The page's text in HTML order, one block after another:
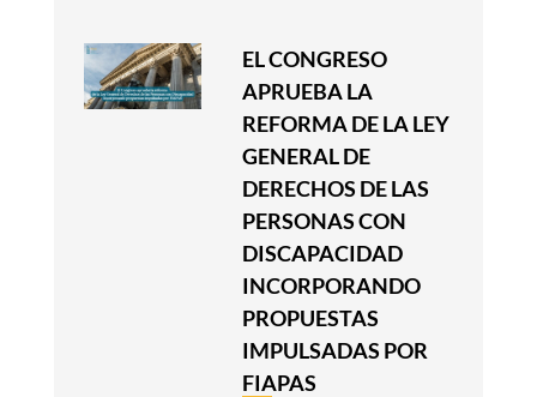
EL CONGRESO
APRUEBA LA
REFORMA DE LA LEY
GENERAL DE
DERECHOS DE LAS
PERSONAS CON
DISCAPACIDAD
INCORPORANDO
PROPUESTAS
IMPULSADAS POR
FIAPAS